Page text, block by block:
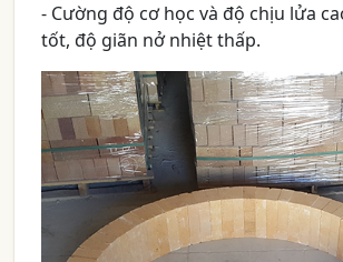
- Cường độ cơ học và độ chịu lửa
tốt, độ giãn nở nhiệt thấp.